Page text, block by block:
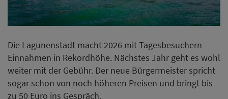
Die Lagunenstadt macht 2026 mit Tagesbesuchern
Einnahmen in Rekordhöhe. Nächstes Jahr geht es wohl
weiter mit der Gebühr. Der neue Bürgermeister spricht
sogar schon von noch höheren Preisen und bringt bis
zu 50 Euro ins Gespräch.